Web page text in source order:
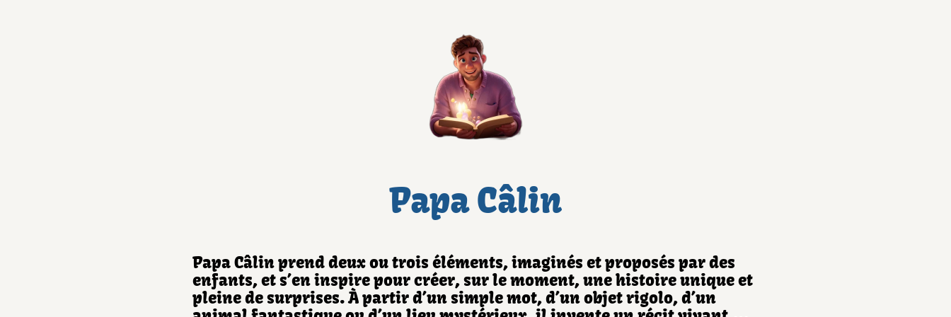
Papa Câlin
Papa Câlin prend deux ou trois éléments, imaginés et proposés par des
enfants, et s’en inspire pour créer, sur le moment, une histoire unique et
pleine de surprises. À partir d’un simple mot, d’un objet rigolo, d’un